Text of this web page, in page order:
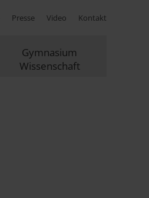
Presse Video Kontakt
Gymnasium
Wissenschaft